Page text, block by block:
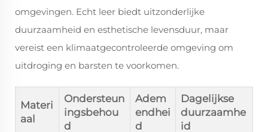
omgevingen. Echt leer biedt uitzonderlijke
duurzaamheid en esthetische levensduur, maar
vereist een klimaatgecontroleerde omgeving om
uitdroging en barsten te voorkomen.
Materi
aal
Ondersteun
ingsbehou
d
Adem
endhei
d
Dagelijkse
duurzaamhe
id